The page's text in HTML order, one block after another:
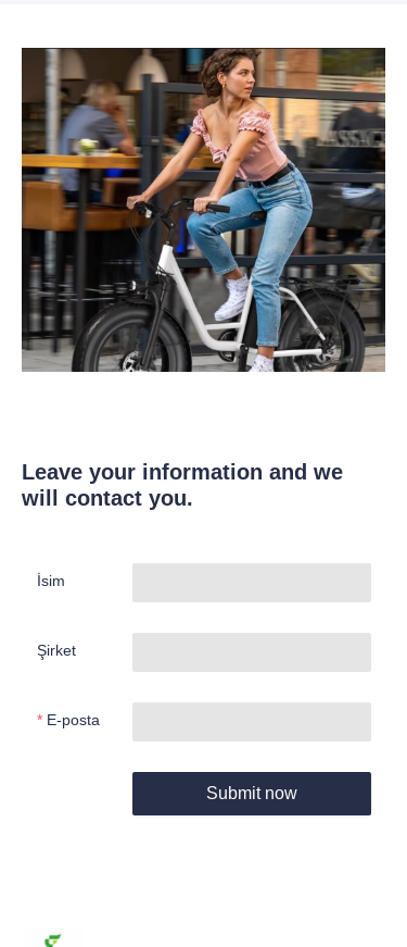
Leave your information and we
will contact you.
İsim
Şirket
E-posta
Submit now